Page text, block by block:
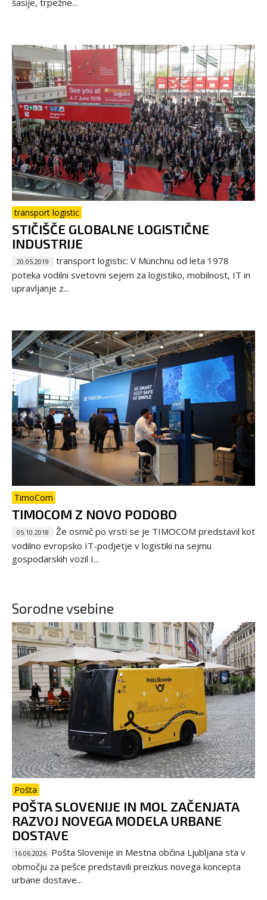
šasije, trpežne...
transport logistic
STIČIŠČE GLOBALNE LOGISTIČNE
INDUSTRIJE
20.05.2019
transport logistic: V Münchnu od leta 1978
poteka vodilni svetovni sejem za logistiko, mobilnost, IT in
upravljanje z...
TimoCom
TIMOCOM Z NOVO PODOBO
05.10.2018
Že osmič po vrsti se je TIMOCOM predstavil kot
vodilno evropsko IT-podjetje v logistiki na sejmu
gospodarskih vozil I...
Sorodne vsebine
Pošta
POŠTA SLOVENIJE IN MOL ZAČENJATA
RAZVOJ NOVEGA MODELA URBANE
DOSTAVE
16.06.2026 Pošta Slovenije in Mestna občina Ljubljana sta v
območju za pešce predstavili preizkus novega koncepta
urbane dostave...